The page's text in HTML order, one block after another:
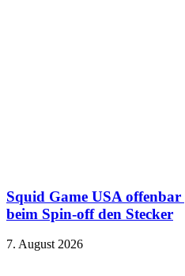
Squid Game USA
beim Spin-off den Stecker
7. August 2026